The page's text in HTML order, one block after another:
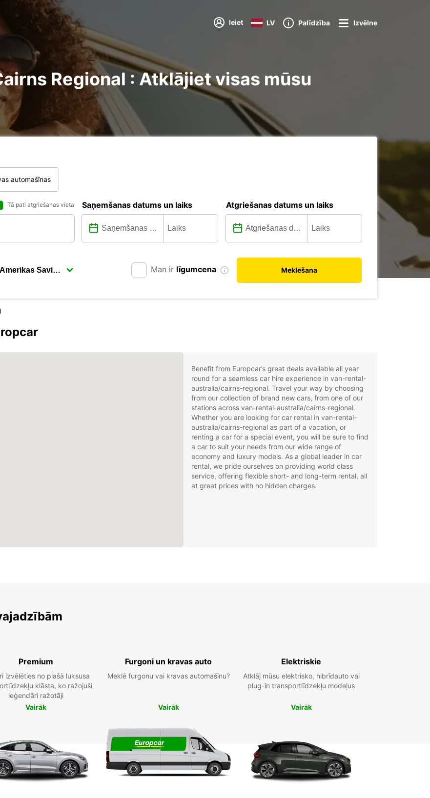
Ieiet LV Palīdzība Izvēlne
Regional : Atklājiet visas mūsu
automašīnas
Tā pati atgriešanas vieta Saņemšanas datums un laiks Atgriešanas datums un laiks
Man ir līgumcena Meklēšana
Benefit from Europcar’s great deals available all year
round for a seamless car hire experience in van-rental-
australia/cairns-regional. Travel your way by choosing
from our collection of brand new cars, from one of our
stations across van-rental-australia/cairns-regional.
Whether you are looking for car rental in van-rental-
australia/cairns-regional as part of a vacation, or
renting a car for a special event, you will be sure to find
a car to suit your needs from our wide range of
economy and luxury models. As a global leader in car
rental, we pride ourselves on providing world class
service, offering flexible short- and long-term rental, all
at great prices with no hidden charges.
Premium
izvēlēties no plašā luksusa
klāsta, ko ražojuši
leģendāri ražotāji
Vairāk
Furgoni un kravas auto
Meklē furgonu vai kravas automašīnu?
Vairāk
Elektriskie
Atklāj mūsu elektrisko, hibrīdauto vai
plug-in transportlīdzekļu modeļus
Vairāk